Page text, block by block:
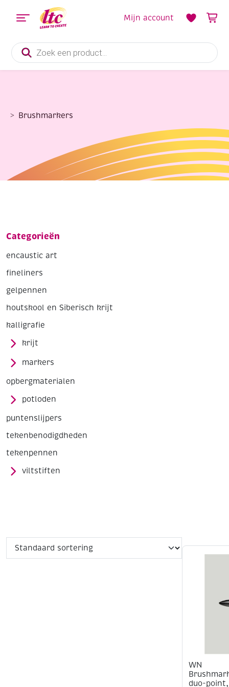
Producten
zoeken
Mijn account
Brushmarkers
Categorieën
encaustic art
fineliners
gelpennen
houtskool en Siberisch krijt
kalligrafie
krijt
markers
opbergmaterialen
potloden
puntenslijpers
tekenbenodigdheden
tekenpennen
viltstiften
WN
duo-point,